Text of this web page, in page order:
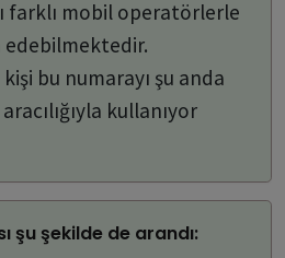
farklı mobil operatörlerle
edebilmektedir.
bu numarayı şu anda
kullanıyor
şu şekilde de arandı: